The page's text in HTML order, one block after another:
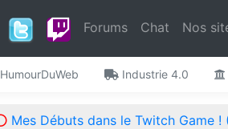
Forums Chat Nos
HumourDuWeb Industrie 4.0
Mes Débuts dans le Twitch Game !